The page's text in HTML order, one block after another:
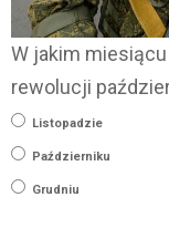
W jakim
rewolucji
Listopadzie
Październiku
Grudniu